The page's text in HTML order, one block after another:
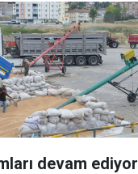
devam ediyor